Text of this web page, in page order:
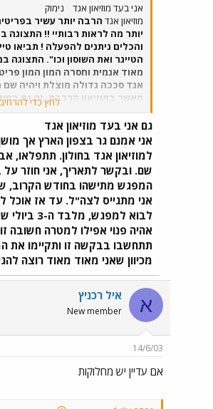
אני בעד מוזיאון אגד
נימוק
מוזיאון אגד הרבה יותר עשיר
יותר מה לראות רבותיי !! התצוגה
והכלים ניתנים להפעלה ! תביאו
הטייגר ואת השוסון וכו". התצוגה
מאוד אנמית וחסרה המון המון
אגד סככה גדולה מוצלת ויהיה שם
מאשר במוזיאון הרכבת. זה גם
ויותר קל להגיע אליו מאשר אל
חנייה מוגבלת. במוזיאון אגד יש
ויש שם את נח סלוצקי - האחד
ואופן לוותר על מפגש איתו. הוא
מאוד נעים ! ללא ספק: במקרה זה
היתרונות ! חוץ מזה, הרבה יותר
האישית להגיע למוזיאון אגד.
שם והאוירה יחודית ועולה על כל
לחץ כדי
גם אני בעד מוזיאון אגד
אני אמנם גר בצפון הארץ אך
למוזיאון אגד בחולון. תתפלאו,
שם. ובקשר לתאריך, אני חוזר
המפגש מתישהו בחודש הקרוב,
אני מתגייס לצה"ל. עד אז אוכל
לבוא
אהיה פנוי אפילו למטרה חשובה
תתחשבו בבקשה זו ותקיימו את
מכיוון שאני מאוד מאוד רוצה
א איל רכניץ
New member
14/6/03
אם עדיין יש מחלוקות